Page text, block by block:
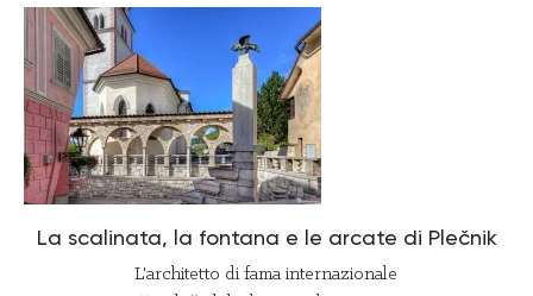
La scalinata, la fontana e le arcate di Plečnik
L'architetto di fama internazionale